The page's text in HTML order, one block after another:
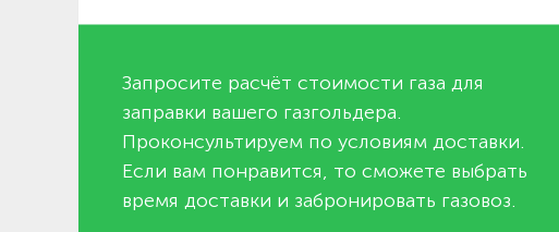
Запросите расчёт стоимости газа для
заправки вашего газгольдера.
Проконсультируем по условиям доставки.
Если вам понравится, то сможете выбрать
время доставки и забронировать газовоз.